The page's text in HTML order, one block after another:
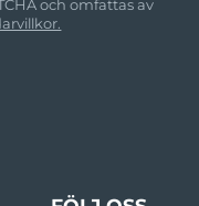
och omfattas av